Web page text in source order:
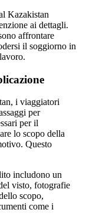
Kazakistan
ai dettagli.
affrontare
il soggiorno in
i viaggiatori
per
per il
lo scopo della
Questo
includono un
visto, fotografie
scopo,
come i